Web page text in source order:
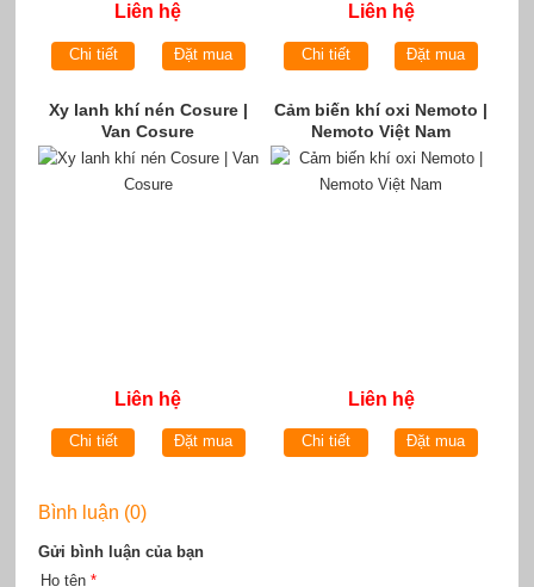
Liên hệ
Chi tiết Đặt mua
Liên hệ
Chi tiết Đặt mua
Xy lanh khí nén Cosure |
Van Cosure
Liên hệ
Chi tiết Đặt mua
Cảm biến khí oxi Nemoto |
Nemoto Việt Nam
Liên hệ
Chi tiết Đặt mua
Bình luận (0)
Gửi bình luận của bạn
Họ tên *